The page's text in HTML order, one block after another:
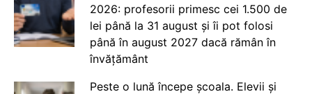
2026: profesorii primesc cei 1.500 de
lei până la 31 august și îi pot folosi
până în august 2027 dacă rămân în
învățământ
Peste o lună începe școala. Elevii și